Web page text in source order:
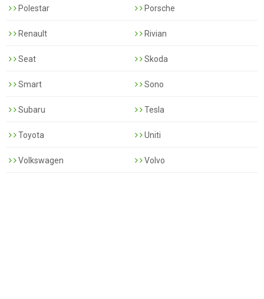
Polestar Porsche
Renault Rivian
Seat Skoda
Smart Sono
Subaru Tesla
Toyota Uniti
Volkswagen Volvo